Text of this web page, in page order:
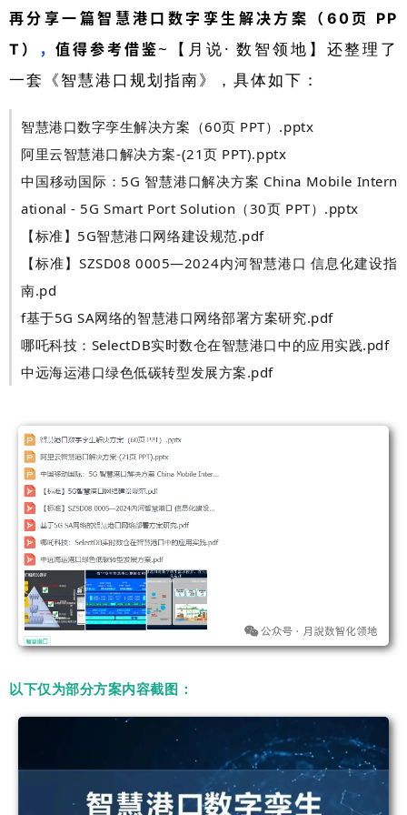
再分享一篇智慧港口数字孪生解决方案（60页 PP
T）
，值得参考借鉴~【月说· 数智领地】还整理了
一套《智慧港口规划指南》，具体如下：
智慧港口数字孪生解决方案（60页 PPT）.pptx
阿里云智慧港口解决方案-(21页 PPT).pptx
中国移动国际：5G 智慧港口解决方案 China Mobile Intern
ational - 5G Smart Port Solution（30页 PPT）.pptx
【标准】5G智慧港口网络建设规范.pdf
【标准】SZSD08 0005—2024内河智慧港口 信息化建设指
南.pd
f基于5G SA网络的智慧港口网络部署方案研究.pdf
哪吒科技：SelectDB实时数仓在智慧港口中的应用实践.pdf
中远海运港口绿色低碳转型发展方案.pdf
以下仅为部分方案内容截图：